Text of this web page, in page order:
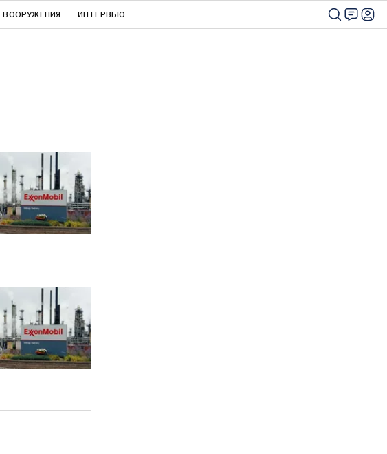
ВООРУЖЕНИЯ ИНТЕРВЬЮ